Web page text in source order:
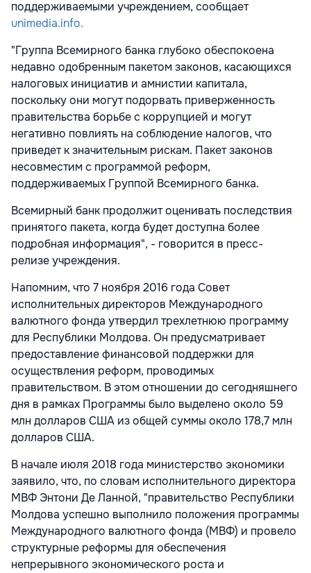
поддерживаемыми учреждением, сообщает
unimedia.info.
"Группа Всемирного банка глубоко обеспокоена
недавно одобренным пакетом законов, касающихся
налоговых инициатив и амнистии капитала,
поскольку они могут подорвать приверженность
правительства борьбе с коррупцией и могут
негативно повлиять на соблюдение налогов, что
приведет к значительным рискам. Пакет законов
несовместим с программой реформ,
поддерживаемых Группой Всемирного банка.
Всемирный банк продолжит оценивать последствия
принятого пакета, когда будет доступна более
подробная информация", - говорится в пресс-
релизе учреждения.
Напомним, что 7 ноября 2016 года Совет
исполнительных директоров Международного
валютного фонда утвердил трехлетнюю программу
для Республики Молдова. Он предусматривает
предоставление финансовой поддержки для
осуществления реформ, проводимых
правительством. В этом отношении до сегодняшнего
дня в рамках Программы было выделено около 59
млн долларов США из общей суммы около 178,7 млн
долларов США.
В начале июля 2018 года министерство экономики
заявило, что, по словам исполнительного директора
МВФ Энтони Де Ланной, "правительство Республики
Молдова успешно выполнило положения программы
Международного валютного фонда (МВФ) и провело
структурные реформы для обеспечения
непрерывного экономического роста и